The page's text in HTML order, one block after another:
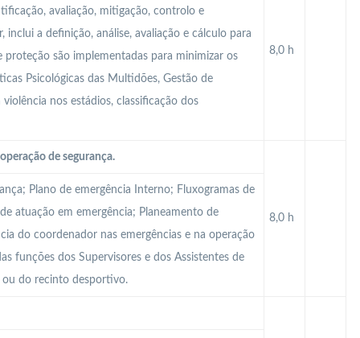
8,0 h
avaliação, mitigação, controlo e
a definição, análise, avaliação e cálculo para
proteção são implementadas para minimizar os
Psicológicas das Multidões, Gestão de
nos estádios, classificação dos
de segurança.
8,0 h
Plano de emergência Interno; Fluxogramas de
atuação em emergência; Planeamento de
do coordenador nas emergências e na operação
funções dos Supervisores e dos Assistentes de
do recinto desportivo.